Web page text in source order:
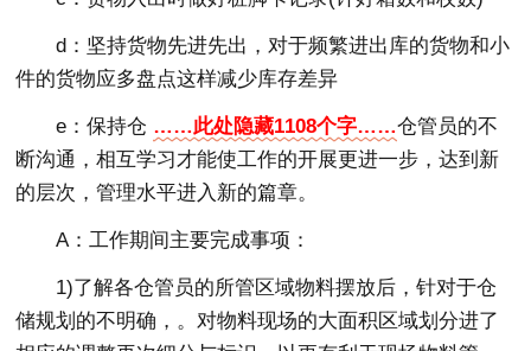
d：坚持货物先进先出，对于频繁进出库的货物和小
件的货物应多盘点这样减少库存差异
e：保持仓 ……此处隐藏1108个字……仓管员的不
断沟通，相互学习才能使工作的开展更进一步，达到新
的层次，管理水平进入新的篇章。
A：工作期间主要完成事项：
1)了解各仓管员的所管区域物料摆放后，针对于仓
储规划的不明确，。对物料现场的大面积区域划分进了